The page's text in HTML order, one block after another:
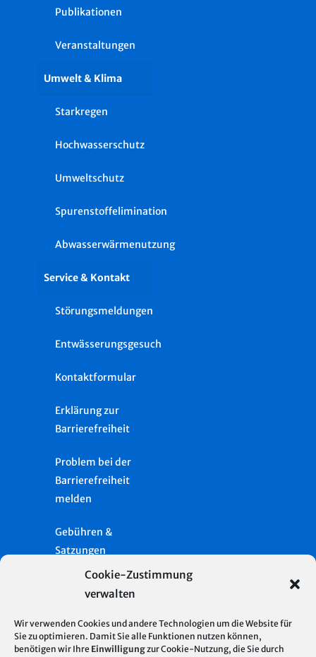
Cookie-Zustimmung
verwalten
Wir verwenden Cookies und andere Technologien um die Website für
Sie zu optimieren. Damit Sie alle Funktionen nutzen können,
benötigen wir Ihre Einwilligungzur Cookie-Nutzung, die Sie durch
Publikationen
Veranstaltungen
Umwelt & Klima
Starkregen
Hochwasserschutz
Umweltschutz
Spurenstoffelimination
Abwasserwärmenutzung
Service & Kontakt
Störungsmeldungen
Entwässerungsgesuch
Kontaktformular
Erklärung zur
Barrierefreiheit
Problem bei der
Barrierefreiheit
melden
Gebühren &
Satzungen
Presse
Glossar